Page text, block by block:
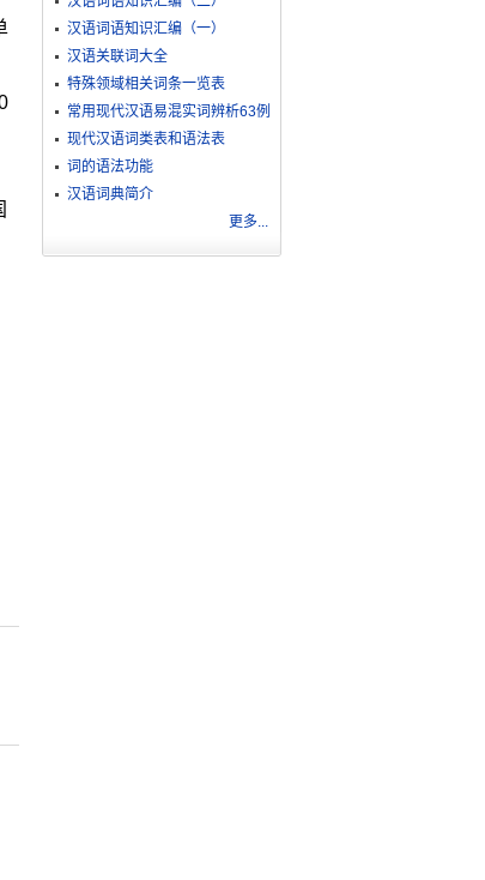
汉语词语知识汇编（一）
汉语关联词大全
特殊领域相关词条一览表
常用现代汉语易混实词辨析63例
现代汉语词类表和语法表
词的语法功能
汉语词典简介
更多...